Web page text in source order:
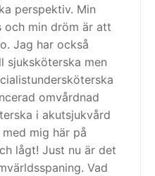
perspektiv. Min
och min dröm är att
Jag har också
sjuksköterska men
omvårdnad
i akutsjukvård
mig här på
lågt! Just nu är det
Vad